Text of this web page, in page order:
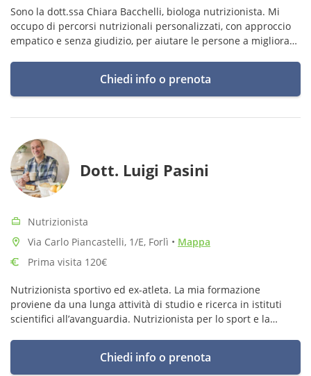
Sono la dott.ssa Chiara Bacchelli, biologa nutrizionista. Mi
occupo di percorsi nutrizionali personalizzati, con approccio
empatico e senza giudizio, per aiutare le persone a migliorare
Chiedi info o prenota
Dott. Luigi Pasini
Nutrizionista
Via Carlo Piancastelli, 1/E, Forlì • Mappa
Prima visita 120€
Nutrizionista sportivo ed ex-atleta. La mia formazione
proviene da una lunga attività di studio e ricerca in istituti
scientifici all’avanguardia. Nutrizionista per lo sport e la
Chiedi info o prenota